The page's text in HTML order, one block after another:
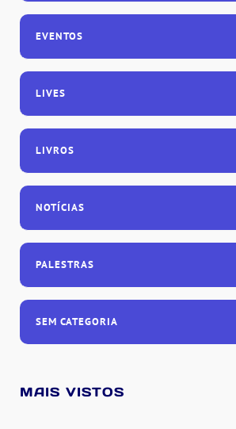
EVENTOS
LIVES
LIVROS
NOTÍCIAS
PALESTRAS
SEM CATEGORIA
MAIS VISTOS